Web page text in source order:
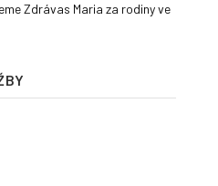
Zdrávas Maria za rodiny ve